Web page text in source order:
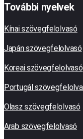
További nyelvek
Kínai szövegfelolvasó
Japán szövegfelolvasó
Koreai szövegfelolvasó
Portugál
Olasz szövegfelolvasó
Arab szövegfelolvasó